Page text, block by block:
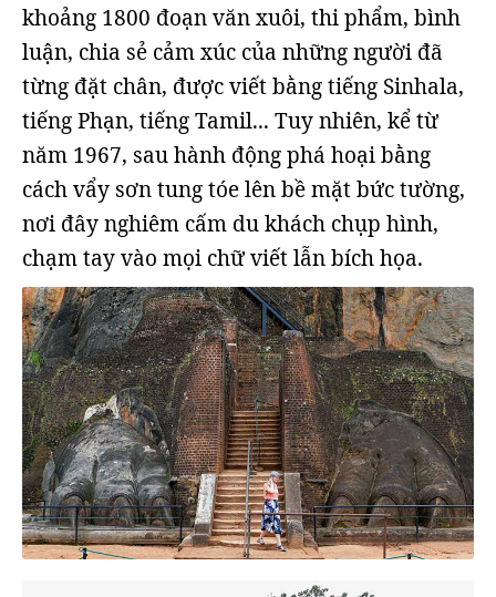
khoảng 1800 đoạn văn xuôi, thi phẩm, bình
luận, chia sẻ cảm xúc của những người đã
từng đặt chân, được viết bằng tiếng Sinhala,
tiếng Phạn, tiếng Tamil... Tuy nhiên, kể từ
năm 1967, sau hành động phá hoại bằng
cách vẩy sơn tung tóe lên bề mặt bức tường,
nơi đây nghiêm cấm du khách chụp hình,
chạm tay vào mọi chữ viết lẫn bích họa.